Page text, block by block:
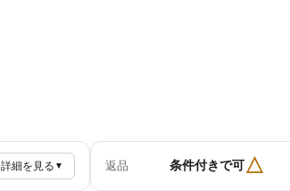
詳細を見る ▼ 返品 条件付きで可△